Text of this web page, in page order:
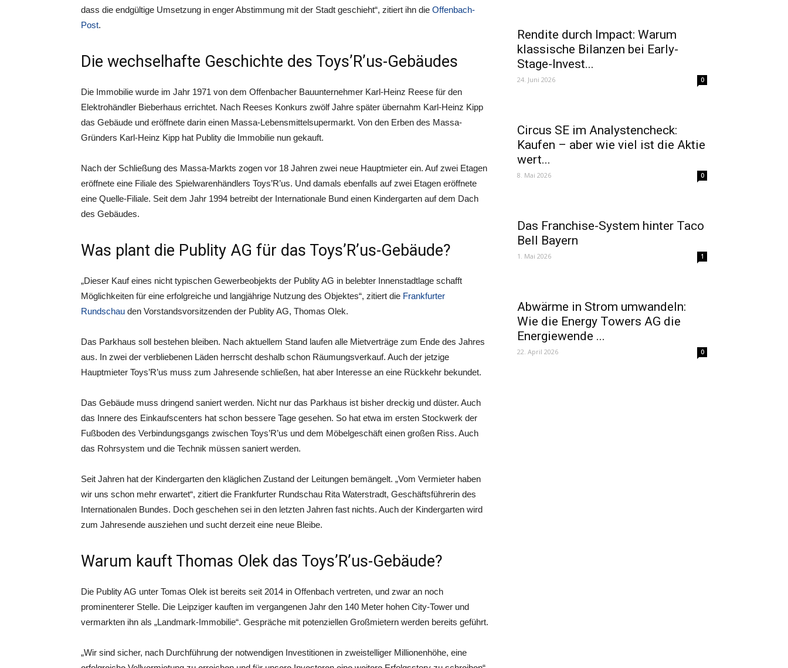
dass die endgültige Umsetzung in enger Abstimmung mit der Stadt geschieht“, zitiert ihn die Offenbach-
Post.
Die wechselhafte Geschichte des Toys’R’us-Gebäudes
Die Immobilie wurde im Jahr 1971 von dem Offenbacher Bauunternehmer Karl-Heinz Reese für den
Elektrohändler Bieberhaus errichtet. Nach Reeses Konkurs zwölf Jahre später übernahm Karl-Heinz Kipp
das Gebäude und eröffnete darin einen Massa-Lebensmittelsupermarkt. Von den Erben des Massa-
Gründers Karl-Heinz Kipp hat Publity die Immobilie nun gekauft.
Nach der Schließung des Massa-Markts zogen vor 18 Jahren zwei neue Hauptmieter ein. Auf zwei Etagen
eröffnete eine Filiale des Spielwarenhändlers Toys’R’us. Und damals ebenfalls auf zwei Etagen eröffnete
eine Quelle-Filiale. Seit dem Jahr 1994 betreibt der Internationale Bund einen Kindergarten auf dem Dach
des Gebäudes.
Was plant die Publity AG für das Toys’R’us-Gebäude?
„Dieser Kauf eines nicht typischen Gewerbeobjekts der Publity AG in belebter Innenstadtlage schafft
Möglichkeiten für eine erfolgreiche und langjährige Nutzung des Objektes“, zitiert die Frankfurter
Rundschau den Vorstandsvorsitzenden der Publity AG, Thomas Olek.
Das Parkhaus soll bestehen bleiben. Nach aktuellem Stand laufen alle Mietverträge zum Ende des Jahres
aus. In zwei der verbliebenen Läden herrscht deshalb schon Räumungsverkauf. Auch der jetzige
Hauptmieter Toys’R’us muss zum Jahresende schließen, hat aber Interesse an eine Rückkehr bekundet.
Das Gebäude muss dringend saniert werden. Nicht nur das Parkhaus ist bisher dreckig und düster. Auch
das Innere des Einkaufscenters hat schon bessere Tage gesehen. So hat etwa im ersten Stockwerk der
Fußboden des Verbindungsgangs zwischen Toys’R’us und dem Möbelgeschäft einen großen Riss. Auch
das Rohrsystem und die Technik müssen saniert werden.
Seit Jahren hat der Kindergarten den kläglichen Zustand der Leitungen bemängelt. „Vom Vermieter haben
wir uns schon mehr erwartet“, zitiert die Frankfurter Rundschau Rita Waterstradt, Geschäftsführerin des
Internationalen Bundes. Doch geschehen sei in den letzten Jahren fast nichts. Auch der Kindergarten wird
zum Jahresende ausziehen und sucht derzeit eine neue Bleibe.
Warum kauft Thomas Olek das Toys’R’us-Gebäude?
Die Publity AG unter Tomas Olek ist bereits seit 2014 in Offenbach vertreten, und zwar an noch
prominenterer Stelle. Die Leipziger kauften im vergangenen Jahr den 140 Meter hohen City-Tower und
vermarkten ihn als „Landmark-Immobilie“. Gespräche mit potenziellen Großmietern werden bereits geführt.
„Wir sind sicher, nach Durchführung der notwendigen Investitionen in zweistelliger Millionenhöhe, eine
Rendite durch Impact: Warum
klassische Bilanzen bei Early-
Stage-Invest...
24. Juni 2026 0
Circus SE im Analystencheck:
Kaufen – aber wie viel ist die Aktie
wert...
8. Mai 2026 0
Das Franchise-System hinter Taco
Bell Bayern
1. Mai 2026 1
Abwärme in Strom umwandeln:
Wie die Energy Towers AG die
Energiewende ...
22. April 2026 0